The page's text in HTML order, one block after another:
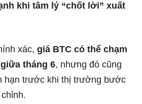
khi tâm lý “chốt lời” xuất
xác, giá BTC có thể chạm
giữa tháng 6, nhưng đó cũng
hạn trước khi thị trường bước